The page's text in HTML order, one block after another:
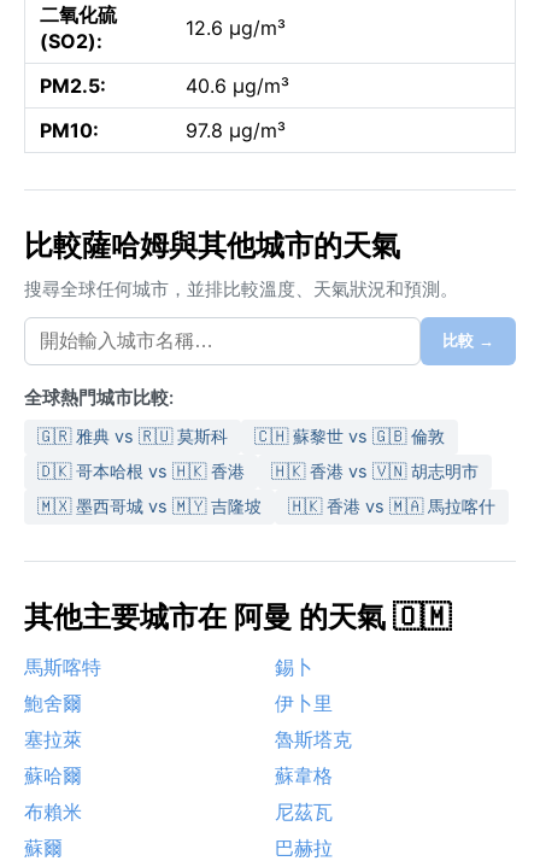
二氧化硫
(SO2):
12.6 µg/m³
PM2.5:
40.6 µg/m³
PM10:
97.8 µg/m³
比較薩哈姆與其他城市的天氣
搜尋全球任何城市，並排比較溫度、天氣狀況和預測。
比較 →
全球熱門城市比較:
🇬🇷 雅典 vs 🇷🇺 莫斯科
🇨🇭 蘇黎世 vs 🇬🇧 倫敦
🇩🇰 哥本哈根 vs 🇭🇰 香港
🇭🇰 香港 vs 🇻🇳 胡志明市
🇲🇽 墨西哥城 vs 🇲🇾 吉隆坡
🇭🇰 香港 vs 🇲🇦 馬拉喀什
其他主要城市在 阿曼 的天氣 🇴🇲
馬斯喀特
錫卜
鮑舍爾
伊卜里
塞拉萊
魯斯塔克
蘇哈爾
蘇韋格
布賴米
尼茲瓦
蘇爾
巴赫拉